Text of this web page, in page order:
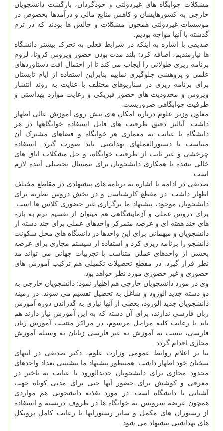
مشکلات خوابگاه های غیردولتی و خودگردان، بازگشت دانشجویان
خارجی به کشورهایشان و کاهش منابع مالی و درآمدها بخصوص در
موسسات غیردولتی همچون مشکلات و چالش ها بودند که در ترم
گذشته با آنها مواجه بودیم.
صدیقی با اشاره به اینکه در شرایط فعلی به تحرک بیشتر دانشگاه
ها نیازمندیم، اضافه کرد: بلند مدت بودن حضور ویروس کرونا، لزوم
برنامه ریزی طولانی را ایجاب می کند تا از احتمال افت دستاوردهای
علمی و پژوهشی جلوگیری نماییم بنابراین استفاده از ایام تابستان
برای برنامه ریزی در سناریوهای مختلف با عنایت به روند انتشار
ویروس و محدودیت های حضور فیزیکی و رعایت موارد بهداشتی و
ظرفیت خوابگاهی ضروریست.
معاون وزیر علوم درباره امکان های پیش روی آموزش عالی اظهار
داشت: آنالیز دقیق ظرفیت های قابل استفاده خوابگاهها در هر
دانشگاه با عنایت به معماری هر خوابگاه و فضاهای مشترک آن
متناسب با دستورالعملهای بهداشتی باید صورت گیرد. استفاده
چرخشی و غیر ثابت از ظرفیت خوابگاه، و حل مشکلات اتاق های
خالی نشده با همکاری دانشجویان برای نیمسال تحصیلی آینده لازم
است.
صدیقی در ادامه با اشاره به برنامه های پیشنهادی در مقاطع مختلف
اظهار داشت: در مقطع کارشناسی و در بخش دروس نظریه برای
دانشجویان موجود، پیشنهاد ما برگزاری غیر حضوری کلاس ها است.
برای دروس عملی و آزمایشگاهی هم میتوان از تقسیم ترم به بازه
های چند هفته ای و عرضه متمرکز واحدهای عملی برای چند دسته از
دانشجویان و میهمانی برای این واحدها در دانشگاه های محل سکونت
دانشجو را برنامه ریزی کرد و استفاده از سیستم مجازی برای عرضه
بخشی از واحدهای عملی متناسب با تجربیات جهانی می تواند مد
نظر قرار گیرد. در مقطع تحصیلات تکمیلی هم ترکیب آموزش های
حضوری و غیر حضوری مورد نظر خواهد بود.
وی در مورد دانشجویان خارجی هم اظهار نمود: دانشجویان خارجی به
دو دسته جدید الورود و شاغل به تحصیل تقسیم می شوند. در زمینه
دانشجویان جدید الورود، بعضی از آنها نیازی به گذراندن دوره آموزش
زبان فارسی ندارند، برای آن دسته که به این آموزش نیاز دارند هم
باید با رعایت کلیه مراحل مرسوم، در مراکز منتخب آموزش زبان
فارسی، نسبت به آموزش به غیر فارسی زبانان به وسیله آموزش
مجازی اقدام گردد.
بنا بر اعلام روابط عمومی وزارت علوم، دکتر صدیقی در انتهای
سخنان خود اظهار داشت: همینطور پیشنهاد ما پیشبینی تعداد واحدهای
محدود مجازی برای دانشجویان جدیدالورود با عنایت به تاخیر در
معرفی و کوشش برای حضور آنها حتی برای مدتی کوتاه جهت
آشنایی با دانشگاه است. در مورد تغذیه دانشجویی هم مواردی
همچون عرضه سرویس به خوابگاه ها در ظروف دربسته و استفاده
از رستوران های مکمل و سایر رستورانها با رعایت کامل پروتکل
های بهداشتی پیشنهاد می شود.